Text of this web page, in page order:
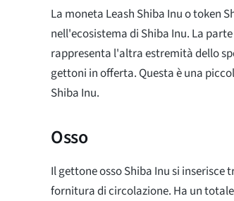
La moneta Leash Shiba Inu o token
nell'ecosistema di Shiba Inu. La
rappresenta l'altra estremità dello
gettoni in offerta. Questa è una
Shiba Inu.
Osso
Il gettone osso Shiba Inu si inserisce
fornitura di circolazione. Ha un